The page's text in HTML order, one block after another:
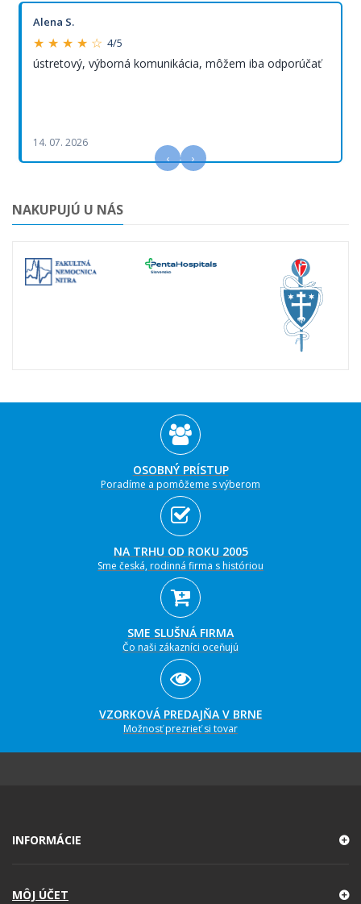
Alena S.
★ ★ ★ ★ ☆ 4/5
ústretový, výborná komunikácia, môžem iba odporúčať
14. 07. 2026
‹ ›
NAKUPUJÚ U NÁS
OSOBNÝ PRÍSTUP
Poradíme a pomôžeme s výberom
NA TRHU OD ROKU 2005
Sme česká, rodinná firma s históriou
SME SLUŠNÁ FIRMA
Čo naši zákazníci oceňujú
VZORKOVÁ PREDAJŇA V BRNE
Možnosť prezrieť si tovar
INFORMÁCIE
MÔJ ÚČET